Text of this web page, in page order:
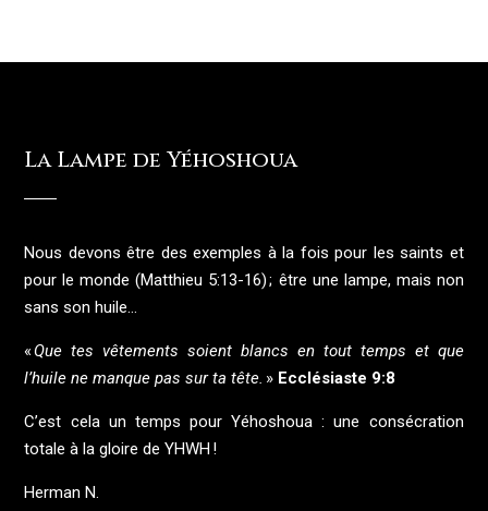
La Lampe de Yéhoshoua
Nous devons être des exemples à la fois pour les saints et
pour le monde (Matthieu 5:13-16) ; être une lampe, mais non
sans son huile…
«Que tes vêtements soient blancs en tout temps et que
l’huile ne manque pas sur ta tête. » Ecclésiaste 9:8
C’est cela un temps pour Yéhoshoua : une consécration
totale à la gloire de YHWH !
Herman N.